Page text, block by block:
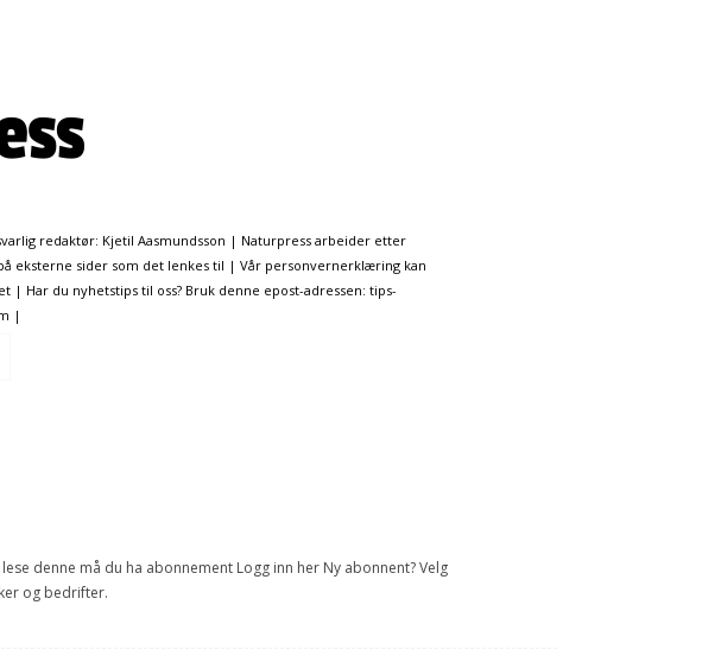
redaktør: Kjetil Aasmundsson | Naturpress arbeider etter
eksterne sider som det lenkes til | Vår personvernerklæring kan
Har du nyhetstips til oss? Bruk denne epost-adressen: tips-
|
denne må du ha abonnement Logg inn her Ny abonnent? Velg
og bedrifter.